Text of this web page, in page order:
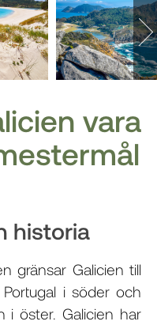
vara
historia
gränsar Galicien till
i söder och
i öster. Galicien har